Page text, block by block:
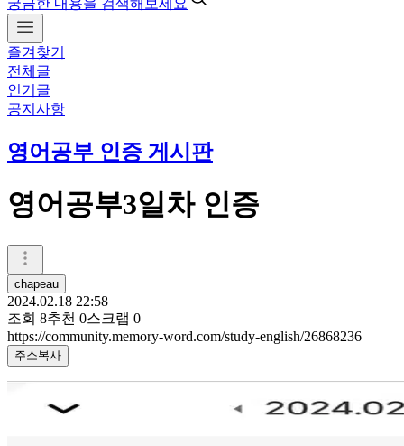
궁금한 내용을 검색해보세요
즐겨찾기
전체글
인기글
공지사항
영어공부 인증 게시판
영어공부3일차 인증
chapeau
2024.02.18 22:58
조회 8추천 0스크랩 0
https://community.memory-word.com/study-english/26868236
주소복사